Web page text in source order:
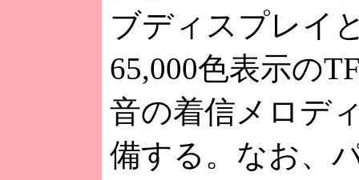
ブディスプレイ
65,000色表示の
音の着信メロデ
備する。なお、